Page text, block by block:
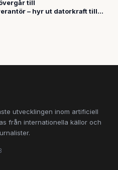
till
– hyr ut datorkraft till
utvecklingen inom artificiell
från internationella källor och